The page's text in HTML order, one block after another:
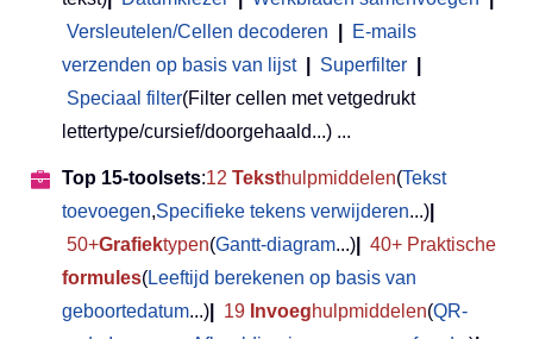
Versleutelen/Cellen decoderen
E-mails
verzenden op basis van lijst
Superfilter
Speciaal filter(Filter cellen met vetgedrukt
lettertype/cursief/doorgehaald...) ...
Top 15-toolsets:12 Teksthulpmiddelen(Tekst
toevoegen,Specifieke tekens verwijderen...)
50+Grafiektypen(Gantt-diagram...)
40+ Praktische
formules(Leeftijd berekenen op basis van
geboortedatum...) 19 Invoeghulpmiddelen(QR-